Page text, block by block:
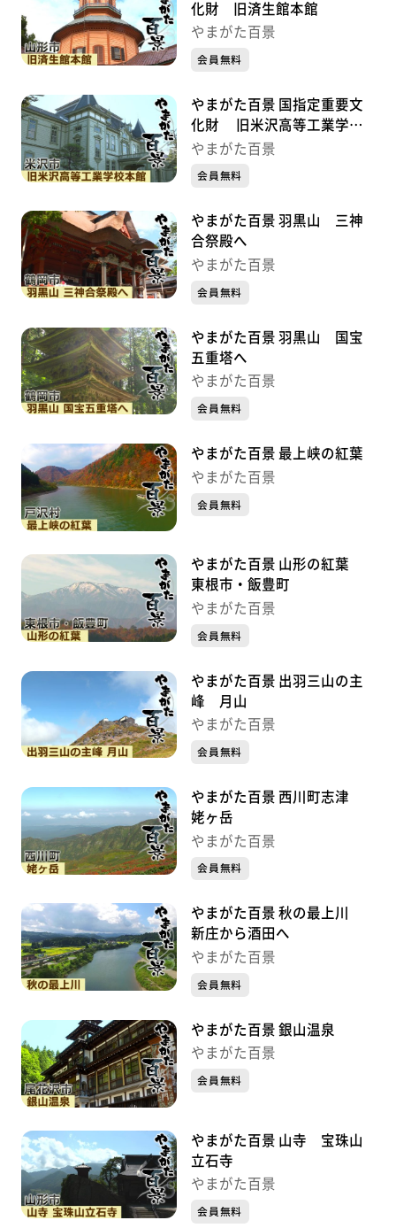
化財 旧済生館本館
やまがた百景
会員無料
やまがた百景 国指定重要文
化財 旧米沢高等工業学校
本館
やまがた百景
会員無料
やまがた百景 羽黒山 三神
合祭殿へ
やまがた百景
会員無料
やまがた百景 羽黒山 国宝
五重塔へ
やまがた百景
会員無料
やまがた百景 最上峡の紅葉
やまがた百景
会員無料
やまがた百景 山形の紅葉
東根市・飯豊町
やまがた百景
会員無料
やまがた百景 出羽三山の主
峰 月山
やまがた百景
会員無料
やまがた百景 西川町志津
姥ヶ岳
やまがた百景
会員無料
やまがた百景 秋の最上川
新庄から酒田へ
やまがた百景
会員無料
やまがた百景 銀山温泉
やまがた百景
会員無料
やまがた百景 山寺 宝珠山
立石寺
やまがた百景
会員無料